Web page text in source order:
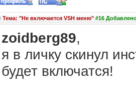
Тема: "Не включается VSH меню"#16
zoidberg89,
я в личку скинул
будет включатся!